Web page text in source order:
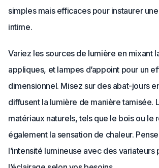
simples mais efficaces pour instaurer
intime.
Variez les sources de lumière en mixant
appliques, et lampes d’appoint pour un
dimensionnel. Misez sur des abat-jours
diffusent la lumière de manière tamisée.
matériaux naturels, tels que le bois ou le
également la sensation de chaleur.
l’intensité lumineuse avec des variateurs